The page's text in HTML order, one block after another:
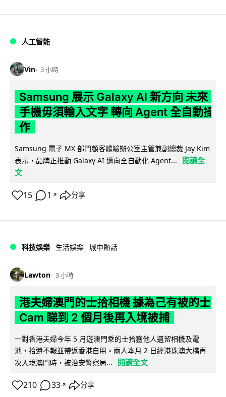
人工智能
Vin 3 小時
Samsung 展示 Galaxy AI 新方向 未來
手機毋須輸入文字 轉向 Agent 全自動操
作
Samsung 電子 MX 部門顧客體驗辦公室主管兼副總裁 Jay Kim
表示，品牌正推動 Galaxy AI 邁向全自動化 Agent...
閱讀全
文
15 1 ↗ 分享
科技娛樂 生活娛樂 城中熱話
Lawton 3 小時
港夫婦澳門的士拾相機 據為己有被的士
Cam 睇到 2 個月後再入境被捕
一對香港夫婦今年 5 月遊澳門乘的士拾獲他人遺留相機及電
池，拾遺不報並帶返香港自用。兩人本月 2 日經港珠澳大橋再
次入境澳門時，被治安警察局...
閱讀全文
210 33 ↗ 分享